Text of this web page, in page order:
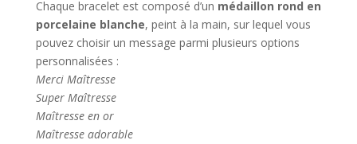
Chaque bracelet est composé d’un médaillon rond en
porcelaine blanche, peint à la main, sur lequel vous
pouvez choisir un message parmi plusieurs options
personnalisées :
Merci Maîtresse
Super Maîtresse
Maîtresse en or
Maîtresse adorable